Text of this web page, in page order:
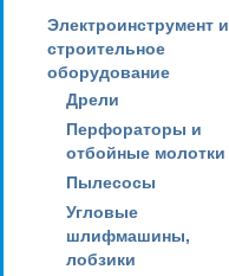
Электроинструмент и
строительное
оборудование
Дрели
Перфораторы и
отбойные молотки
Пылесосы
Угловые
шлифмашины,
лобзики